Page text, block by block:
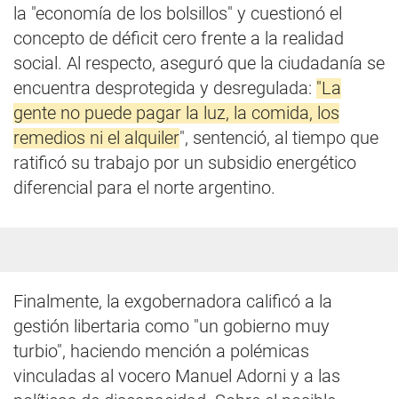
la "economía de los bolsillos" y cuestionó el
concepto de déficit cero frente a la realidad
social. Al respecto, aseguró que la ciudadanía se
encuentra desprotegida y desregulada: "La
gente no puede pagar la luz, la comida, los
remedios ni el alquiler", sentenció, al tiempo que
ratificó su trabajo por un subsidio energético
diferencial para el norte argentino.
Finalmente, la exgobernadora calificó a la
gestión libertaria como "un gobierno muy
turbio", haciendo mención a polémicas
vinculadas al vocero Manuel Adorni y a las